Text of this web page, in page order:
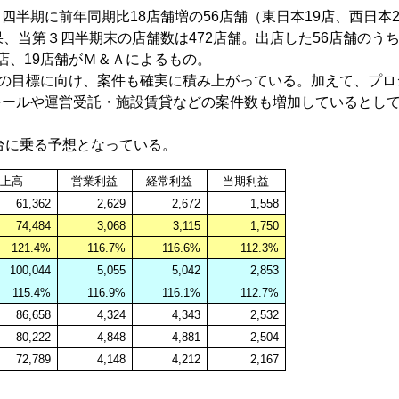
半期に前年同期比18店舗増の56店舗（東日本19店、西日本
当第３四半期末の店舗数は472店舗。出店した56店舗のう
19店舗がＭ＆Ａによるもの。
目標に向け、案件も確実に積み上がっている。加えて、プ
ルや運営受託・施設賃貸などの案件数も増加しているとし
乗る予想となっている。
高 営業利益 経常利益
当期利益
61,362
2,629 2,672
1,558
74,484
3,068 3,115
1,750
121.4%
116.7% 116.6%
112.3%
100,044
5,055 5,042
2,853
115.4%
116.9% 116.1%
112.7%
86,658
4,324 4,343
2,532
80,222
4,848 4,881
2,504
72,789
4,148 4,212 2,167